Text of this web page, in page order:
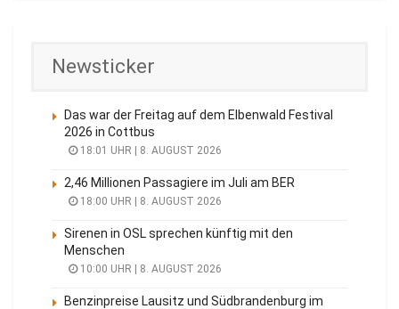
Newsticker
Das war der Freitag auf dem Elbenwald Festival
2026 in Cottbus
18:01 UHR | 8. AUGUST 2026
2,46 Millionen Passagiere im Juli am BER
18:00 UHR | 8. AUGUST 2026
Sirenen in OSL sprechen künftig mit den
Menschen
10:00 UHR | 8. AUGUST 2026
Benzinpreise Lausitz und Südbrandenburg im